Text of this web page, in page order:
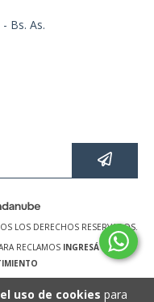
uso de cookies para
Bs. As.
LOS DERECHOS RESERVADOS.
RECLAMOS INGRESÁ ACÁ.